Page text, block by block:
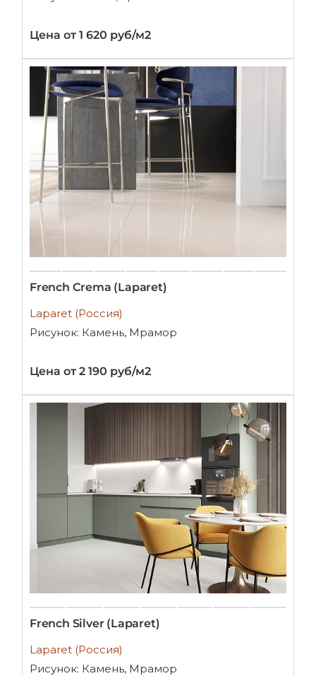
Цена от 1 620 руб/м2
French Crema (Laparet)
Laparet (Россия)
Рисунок: Камень, Мрамор
Цена от 2 190 руб/м2
French Silver (Laparet)
Laparet (Россия)
Рисунок: Камень, Мрамор